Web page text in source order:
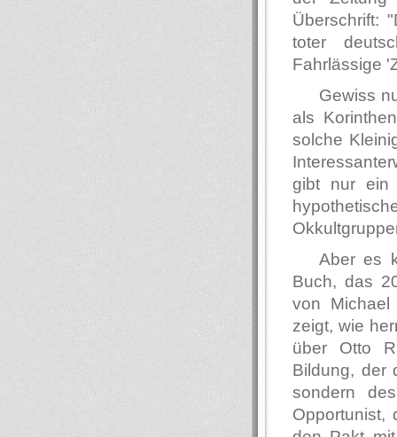
Überschrift:
toter
Fahrlässige
Gewiss
als
solche
gibt nur ein
Aber es
Buch, das
von
zeigt, wie
über Otto
Bildung, der
sondern
Opportunist,